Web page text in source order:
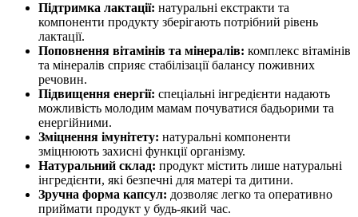
Підтримка лактації: натуральні екстракти та
компоненти продукту зберігають потрібний рівень
лактації.
Поповнення вітамінів та мінералів: комплекс вітамінів
та мінералів сприяє стабілізації балансу поживних
речовин.
Підвищення енергії: спеціальні інгредієнти надають
можливість молодим мамам почуватися бадьорими та
енергійними.
Зміцнення імунітету: натуральні компоненти
зміцнюють захисні функції організму.
Натуральний склад: продукт містить лише натуральні
інгредієнти, які безпечні для матері та дитини.
Зручна форма капсул: дозволяє легко та оперативно
приймати продукт у будь-який час.